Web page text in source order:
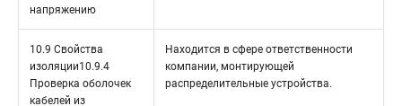
напряжению
10.9 Свойства
изоляции10.9.4
Проверка оболочек
кабелей из
Находится в сфере ответственности
компании, монтирующей
распределительные устройства.